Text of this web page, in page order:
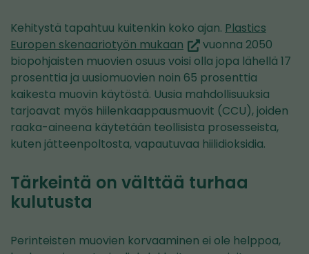
Kehitystä tapahtuu kuitenkin koko ajan. Plastics
Europen skenaariotyön mukaan (siirryt
toiseen
palveluun)
vuonna 2050
biopohjaisten muovien osuus voisi olla jopa lähellä 17
prosenttia ja uusiomuovien noin 65 prosenttia
kaikesta muovin käytöstä. Uusia mahdollisuuksia
tarjoavat myös hiilenkaappausmuovit (CCU), joiden
raaka-aineena käytetään teollisista prosesseista,
kuten jätteenpoltosta, vapautuvaa hiilidioksidia.
Tärkeintä on välttää turhaa
kulutusta
Perinteisten muovien korvaaminen ei ole helppoa,